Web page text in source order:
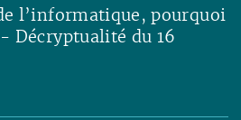
l’informatique, pourquoi
du 16